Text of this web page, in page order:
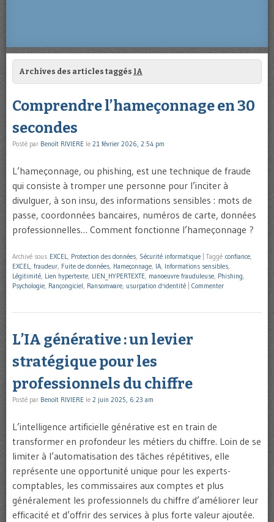
Archives des articles taggés IA
Comprendre l’hameçonnage en 30
secondes
Posté par Benoît RIVIERE le 21 février 2026, 2:54 pm
L’hameçonnage, ou phishing, est une technique de fraude
qui consiste à tromper une personne pour l’inciter à
divulguer, à son insu, des informations sensibles : mots de
passe, coordonnées bancaires, numéros de carte, données
professionnelles… Comment fonctionne l’hameçonnage ?
Archivé sous EXCEL, Protection des données, Sécurité informatique Taggé confiance,
EXCEL, fraudeur, Fuite de données, Hameçonnage, IA, Informations sensibles,
Légitimité, Lien hypertexte, LIEN_HYPERTEXTE, manoeuvre frauduleuse, Phishing,
Psychologie, Rançongiciel, Ransomware, usurpation d'identité Commenter
L’IA générative : un levier
stratégique pour les
professionnels du chiffre
Posté par Benoît RIVIERE le 2 juin 2025, 6:23 am
L’intelligence artificielle générative est en train de
transformer en profondeur les métiers du chiffre. Loin de se
limiter à l’automatisation des tâches répétitives, elle
représente une opportunité unique pour les experts-
comptables, les commissaires aux comptes et plus
généralement les professionnels du chiffre d’améliorer leur
efficacité et d’offrir des services à plus forte valeur ajoutée.